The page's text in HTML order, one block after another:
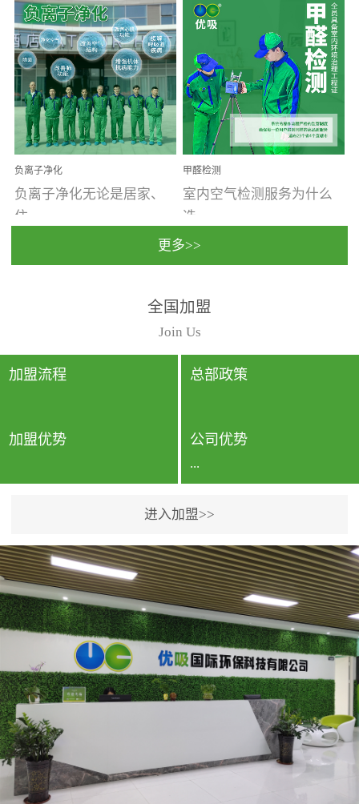
受温度、湿度、基质养
分、通风四个条件影响，
温暖潮湿、营养物质多、
通风缓慢的空间最易滋生
大量霉菌的...
装修完会有甲醛，其实汽
车的甲醛超标问题更为严
重。汽车的空间范围小，
配件、皮具、装饰多，这
些都是汽...
负离子净化
负离子净化无论是居家、
住...
动，人类长时间停留的室
内空间都有整体消毒的需
要。因为空间内人流携带
的、空气...
甲醛检测
室内空气检测服务为什么
选...
行国家规定的标准检测方
法，空气采样量准确，检
测结果可靠，远胜于其他
检测...
更多>>
全国加盟
Join Us
加盟流程 总部政策
加盟优势 公司优势
...
专利保护优势、双甲资质
企业（“室内环境净化治理
甲级施工资质”“室内环境
污染治理资质等级证
书”）、拥有多名高级《环
境工程高级工程师》室内
空气治理资格认证的治理
人员、掌握室内空气净化
治理实用技术和五项专利
技术、八项计算机软件著
作权登记证书等。研发实
进入加盟>>